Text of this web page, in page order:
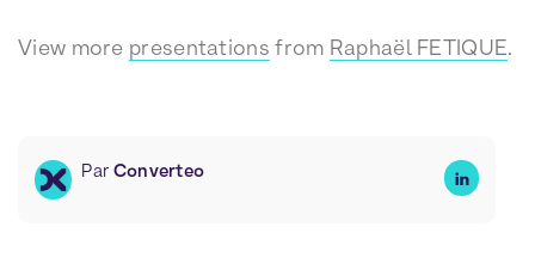
View more presentations from Raphaël FETIQUE.
Par Converteo